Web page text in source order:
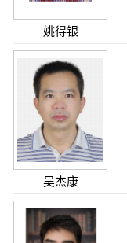
姚得银
吴杰康